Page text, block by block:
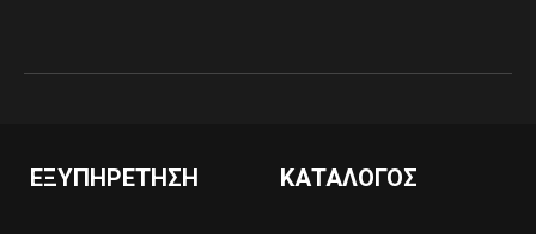
ΕΞΥΠΗΡΈΤΗΣΗ ΚΑΤΆΛΟΓΟΣ